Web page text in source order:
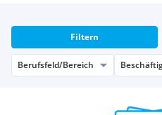
Filtern
Berufsfeld/Bereich